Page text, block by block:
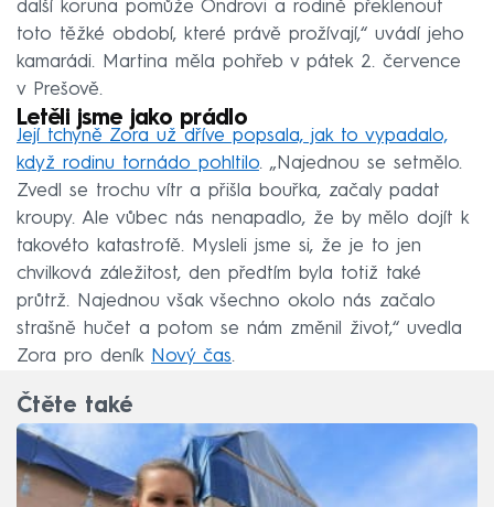
další koruna pomůže Ondrovi a rodině překlenout
toto těžké období, které právě prožívají,“ uvádí jeho
kamarádi. Martina měla pohřeb v pátek 2. července
v Prešově.
Letěli jsme jako prádlo
Její tchyně Zora už dříve popsala, jak to vypadalo,
když rodinu tornádo pohltilo. „Najednou se setmělo.
Zvedl se trochu vítr a přišla bouřka, začaly padat
kroupy. Ale vůbec nás nenapadlo, že by mělo dojít k
takovéto katastrofě. Mysleli jsme si, že je to jen
chvilková záležitost, den předtím byla totiž také
průtrž. Najednou však všechno okolo nás začalo
strašně hučet a potom se nám změnil život,“ uvedla
Zora pro deník Nový čas.
Čtěte také